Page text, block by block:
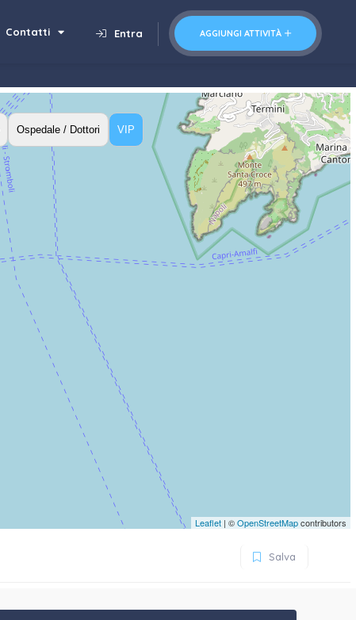
AGGIUNGI ATTIVITÀ
Entra
Contatti
Ospedale / Dottori VIP
Leaflet | ©OpenStreetMapcontributors
Salva